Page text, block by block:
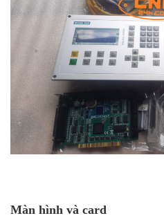
Màn hình và card